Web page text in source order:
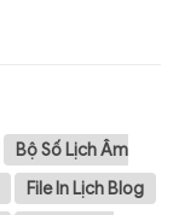
Bộ Số Lịch Âm
File In Lịch Blog